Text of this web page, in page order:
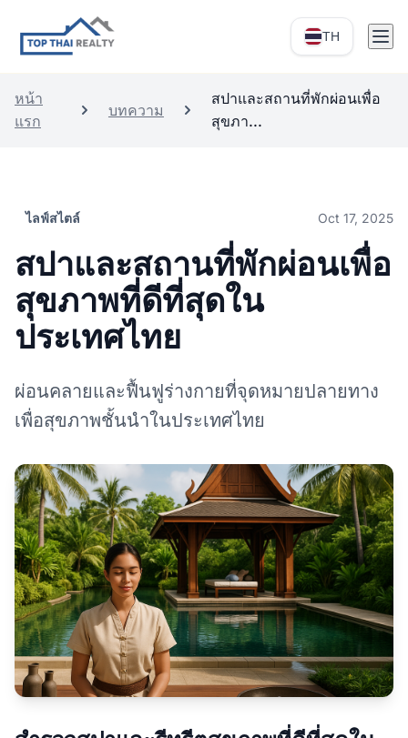
TH
หน้า
แรก
บทความ
สปาและสถานที่พักผ่อนเพื่อ
สุขภา...
ไลฟ์สไตล์ Oct 17, 2025
สปาและสถานที่พักผ่อนเพื่อ
สุขภาพที่ดีที่สุดใน
ประเทศไทย
ผ่อนคลายและฟื้นฟูร่างกายที่จุดหมายปลายทาง
เพื่อสุขภาพชั้นนำในประเทศไทย